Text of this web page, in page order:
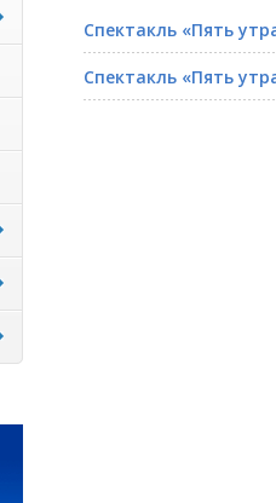
Спектакль «Пять
Спектакль «Пять